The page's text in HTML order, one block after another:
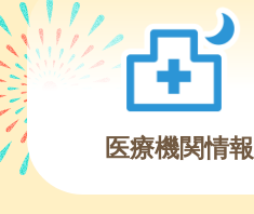
医療機関情報